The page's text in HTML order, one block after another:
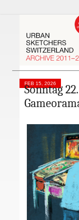
FEB 15, 2026
Sonntag